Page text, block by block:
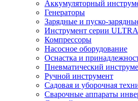
Аккумуляторный
Генераторы
Зарядные и пуско-
Инструмент серии ULTRA
Компрессоры
Насосное оборудование
Оснастка и
Пневматический
Ручной инструмент
Садовая и уборочная
Сварочные аппараты